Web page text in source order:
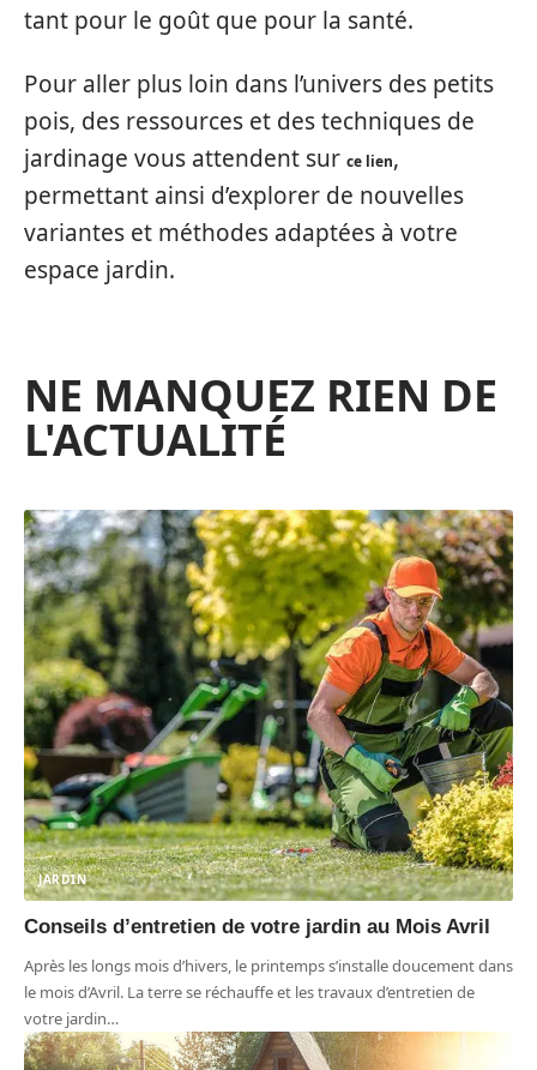
tant pour le goût que pour la santé.
Pour aller plus loin dans l’univers des petits
pois, des ressources et des techniques de
jardinage vous attendent sur ce lien,
permettant ainsi d’explorer de nouvelles
variantes et méthodes adaptées à votre
espace jardin.
NE MANQUEZ RIEN DE
L'ACTUALITÉ
JARDIN
Conseils d’entretien de votre jardin au Mois Avril
Après les longs mois d’hivers, le printemps s’installe doucement dans
le mois d’Avril. La terre se réchauffe et les travaux d’entretien de
votre jardin…